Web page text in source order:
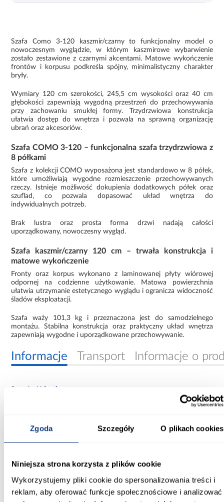
Zgoda Szczegóły O plikach cookies
Niniejsza strona korzysta z plików cookie
Wykorzystujemy pliki cookie do spersonalizowania treści i
reklam, aby oferować funkcje społecznościowe i analizować
Szafa Como 3-120 kaszmir/czarny to funkcjonalny model o
nowoczesnym wyglądzie, w którym kaszmirowe wybarwienie
zostało zestawione z czarnymi akcentami. Matowe wykończenie
frontów i korpusu podkreśla spójny, minimalistyczny charakter
bryły.
Wymiary 120 cm szerokości, 245,5 cm wysokości oraz 40 cm
głębokości zapewniają wygodną przestrzeń do przechowywania
przy zachowaniu smukłej formy. Trzydrzwiowa konstrukcja
ułatwia dostęp do wnętrza i pozwala na sprawną organizację
ubrań oraz akcesoriów.
Szafa COMO 3-120 – funkcjonalna szafa trzydrzwiowa z
8 półkami
Szafa z kolekcji COMO wyposażona jest standardowo w 8 półek,
które umożliwiają wygodne rozmieszczenie przechowywanych
rzeczy. Istnieje możliwość dokupienia dodatkowych półek oraz
szuflad, co pozwala dopasować układ wnętrza do
indywidualnych potrzeb.
Brak lustra oraz prosta forma drzwi nadają całości
uporządkowany, nowoczesny wygląd.
Szafa kaszmir/czarny 120 cm – trwała konstrukcja i
matowe wykończenie
Fronty oraz korpus wykonano z laminowanej płyty wiórowej
odpornej na codzienne użytkowanie. Matowa powierzchnia
ułatwia utrzymanie estetycznego wyglądu i ogranicza widoczność
śladów eksploatacji.
Szafa waży 101,3 kg i przeznaczona jest do samodzielnego
montażu. Stabilna konstrukcja oraz praktyczny układ wnętrza
zapewniają wygodne i uporządkowane przechowywanie.
Informacje Transport Informacje o
Szerokość [cm]:
40.00
245.50
Kolor frontów:
beżowy